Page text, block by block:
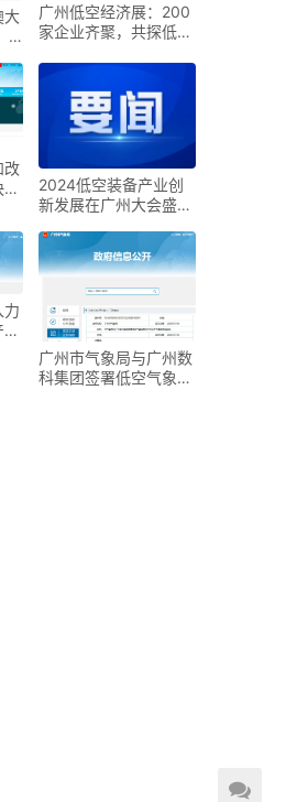
大
广州低空经济展：200
家企业齐聚，共探低空
改
2024低空装备产业创
新发展在广州大会盛大
力
广州市气象局与广州数
科集团签署低空气象战